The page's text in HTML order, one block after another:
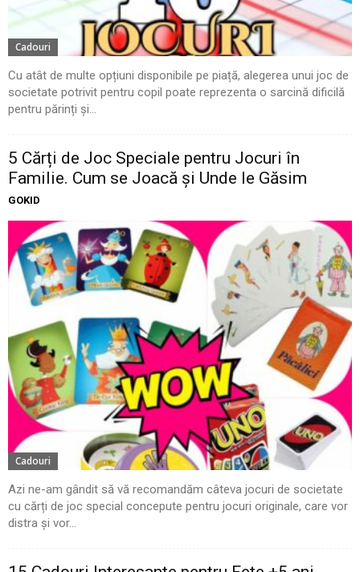
Cadouri
Cu atât de multe opțiuni disponibile pe piață, alegerea unui joc de
societate potrivit pentru copil poate reprezenta o sarcină dificilă
pentru părinți și...
5 Cărți de Joc Speciale pentru Jocuri în
Familie. Cum se Joacă și Unde le Găsim
GOKID
Cadouri
Azi ne-am gândit să vă recomandăm câteva jocuri de societate
cu cărți de joc special concepute pentru jocuri originale, care vor
distra și vor...